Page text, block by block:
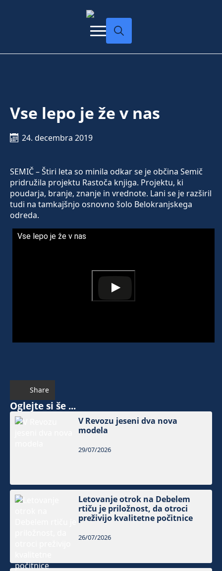
Vse lepo je že v nas
24. decembra 2019
SEMIČ – Štiri leta so minila odkar se je občina Semič
pridružila projektu Rastoča knjiga. Projektu, ki
poudarja, branje, znanje in vrednote. Lani se je razširil
tudi na tamkajšnjo osnovno šolo Belokranjskega
odreda.
Vse lepo je že v nas
Share
Oglejte si še ...
V Revozu jeseni dva nova
modela
29/07/2026
Letovanje otrok na Debelem
rtiču je priložnost, da otroci
preživijo kvalitetne počitnice
26/07/2026